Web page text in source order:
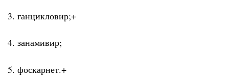
3. ганцикловир;+
4. занамивир;
5. фоскарнет.+